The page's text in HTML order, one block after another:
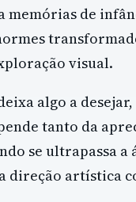
de
visual.
algo a
tanto da
se ultrapassa a
direção artística